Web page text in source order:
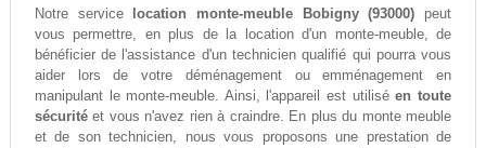
Notre service location monte-meuble Bobigny (93000) peut
vous permettre, en plus de la location d'un monte-meuble, de
bénéficier de l'assistance d'un technicien qualifié qui pourra vous
aider lors de votre déménagement ou emménagement en
manipulant le monte-meuble. Ainsi, l'appareil est utiliséen toute
sécuritéet vous n'avez rien à craindre. En plus du monte meuble
et de son technicien, nous vous proposons une prestation de